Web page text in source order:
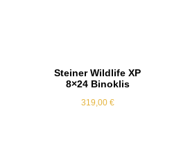
Steiner Wildlife XP
8×24 Binoklis
319,00 €